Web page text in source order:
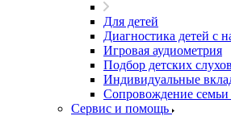
Для детей
Диагностика детей с
Игровая аудиометрия
Подбор детских
Индивидуальные
Сопровождение семьи
Сервис и помощь